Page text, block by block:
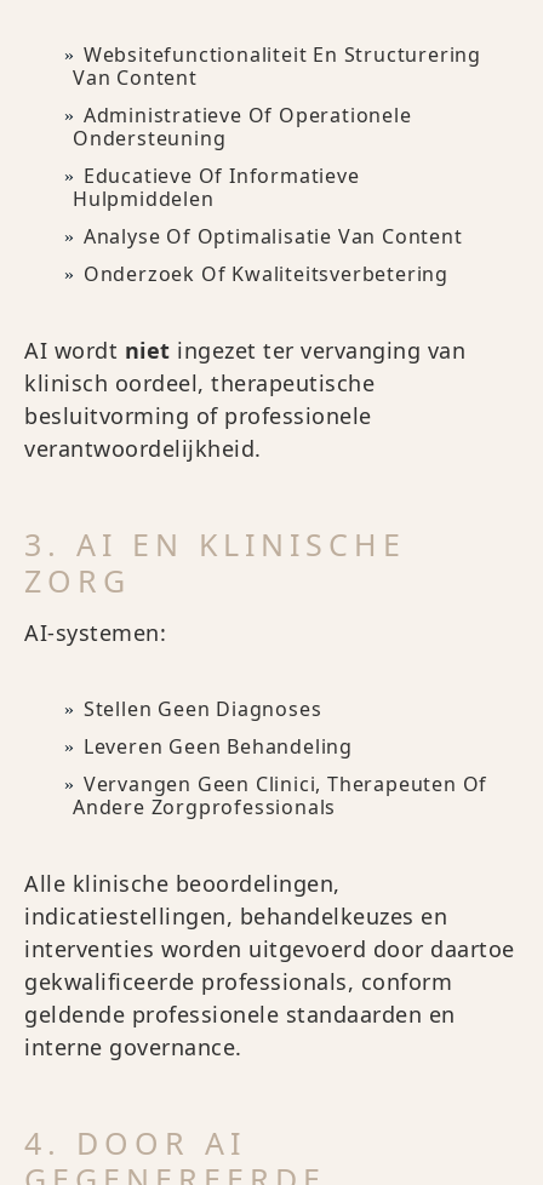
Websitefunctionaliteit En Structurering
Van Content
Administratieve Of Operationele
Ondersteuning
Educatieve Of Informatieve
Hulpmiddelen
Analyse Of Optimalisatie Van Content
Onderzoek Of Kwaliteitsverbetering
AI wordt niet ingezet ter vervanging van
klinisch oordeel, therapeutische
besluitvorming of professionele
verantwoordelijkheid.
3. AI EN KLINISCHE
ZORG
AI-systemen:
Stellen Geen Diagnoses
Leveren Geen Behandeling
Vervangen Geen Clinici, Therapeuten Of
Andere Zorgprofessionals
Alle klinische beoordelingen,
indicatiestellingen, behandelkeuzes en
interventies worden uitgevoerd door daartoe
gekwalificeerde professionals, conform
geldende professionele standaarden en
interne governance.
4. DOOR AI